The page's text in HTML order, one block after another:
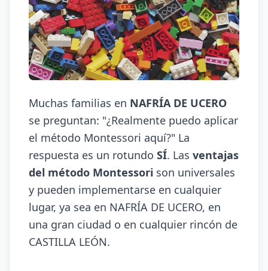
Muchas familias en NAFRÍA DE UCERO
se preguntan: "¿Realmente puedo aplicar
el método Montessori aquí?" La
respuesta es un rotundo SÍ. Las ventajas
del método Montessori son universales
y pueden implementarse en cualquier
lugar, ya sea en NAFRÍA DE UCERO, en
una gran ciudad o en cualquier rincón de
CASTILLA LEÓN.